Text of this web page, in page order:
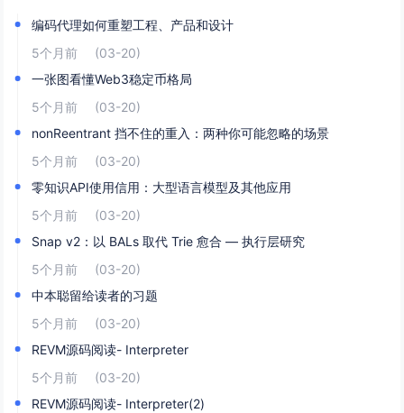
编码代理如何重塑工程、产品和设计
5个月前
(03-20)
一张图看懂Web3稳定币格局
5个月前
(03-20)
nonReentrant 挡不住的重入：两种你可能忽略的场景
5个月前
(03-20)
零知识API使用信用：大型语言模型及其他应用
5个月前
(03-20)
Snap v2：以 BALs 取代 Trie 愈合 — 执行层研究
5个月前
(03-20)
中本聪留给读者的习题
5个月前
(03-20)
REVM源码阅读- Interpreter
5个月前
(03-20)
REVM源码阅读- Interpreter(2)